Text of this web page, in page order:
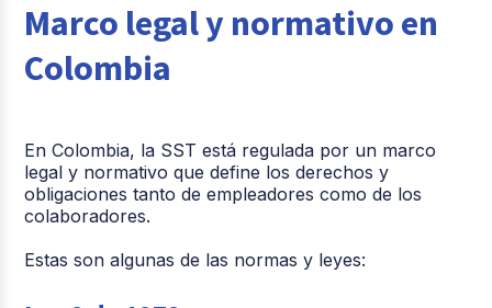
Marco legal y normativo en
Colombia
En Colombia, la SST está regulada por un marco
legal y normativo que define los derechos y
obligaciones tanto de empleadores como de los
colaboradores.
Estas son algunas de las normas y leyes: